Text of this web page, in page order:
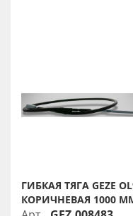
ГИБКАЯ ТЯГА GEZE
КОРИЧНЕВАЯ 1000